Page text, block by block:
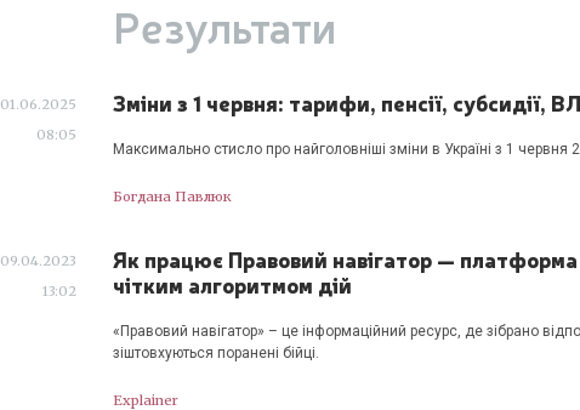
Результати
01.06.2025
08:05
Зміни з 1 червня: тарифи, пенсії, субсидії,
Максимально стисло про найголовніші зміни в Україні з 1 червня
Богдана Павлюк
09.04.2023
13:02
Як працює Правовий навігатор — платформа
чітким алгоритмом дій
«Правовий навігатор» – це інформаційний ресурс, де зібрано
зіштовхуються поранені бійці.
Explainer